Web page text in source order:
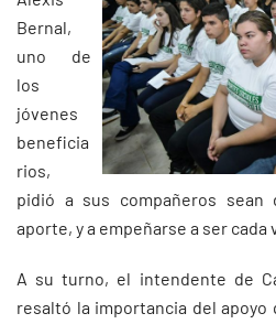
Bernal,
uno de
los
jóvenes
beneficia
rios,
pidió a sus compañeros
aporte, y a empeñarse a ser cada
A su turno, el intendente de
resaltó la importancia del apoyo